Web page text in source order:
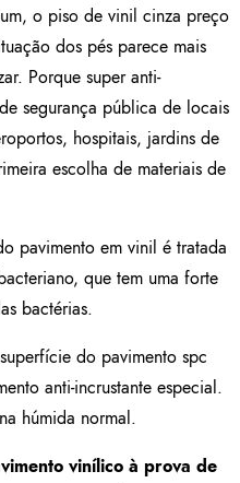
o piso de vinil cinza preço
dos pés parece mais
Porque super anti-
segurança pública de locais
hospitais, jardins de
escolha de materiais de
pavimento em vinil é tratada
que tem uma forte
bactérias.
do pavimento spc
anti-incrustante especial.
húmida normal.
vinílico à prova de